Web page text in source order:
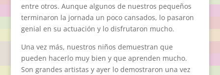
entre otros. Aunque algunos de nuestros pequeños
terminaron la jornada un poco cansados, lo pasaron
genial en su actuación y lo disfrutaron mucho.
Una vez más, nuestros niños demuestran que
pueden hacerlo muy bien y que aprenden mucho.
Son grandes artistas y ayer lo demostraron una vez